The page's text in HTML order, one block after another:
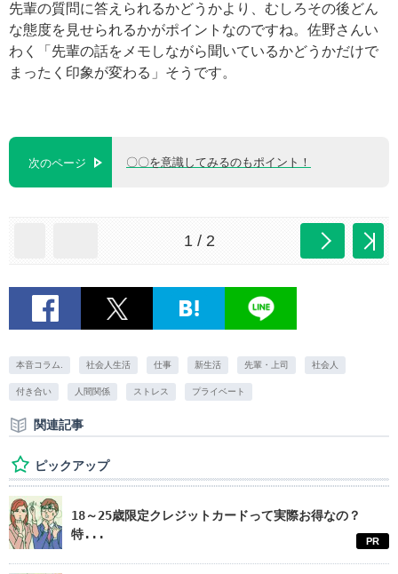
先輩の質問に答えられるかどうかより、むしろその後どん
な態度を見せられるかがポイントなのですね。佐野さんい
わく「先輩の話をメモしながら聞いているかどうかだけで
まったく印象が変わる」そうです。
次のページ 〇〇を意識してみるのもポイント！
1 / 2
本音コラム. 社会人生活 仕事 新生活 先輩・上司 社会人
付き合い 人間関係 ストレス プライベート
関連記事
ピックアップ
18～25歳限定クレジットカードって実際お得なの？
特...
PR